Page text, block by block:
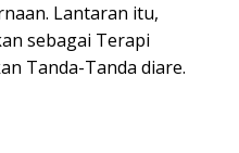
Lantaran itu,
sebagai Terapi
Tanda-Tanda diare.